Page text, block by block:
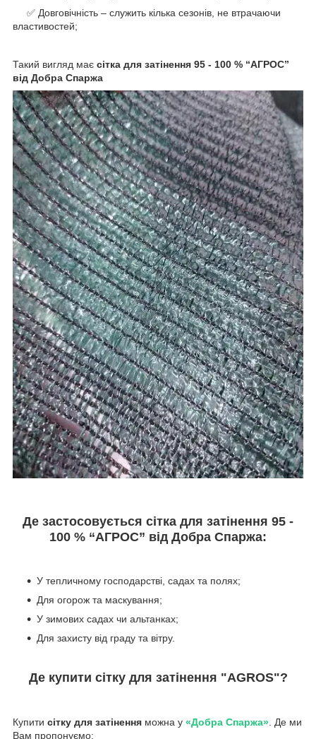
✅ Довговічність – служить кілька сезонів, не втрачаючи
властивостей;
Такий вигляд має сітка для затінення 95 - 100 % “AГРОС”
від Добра Спаржа
Де застосовується сітка для затінення 95 -
100 % “AГРОС” від Добра Спаржа:
У тепличному господарстві, садах та полях;
Для огорож та маскування;
У зимових садах чи альтанках;
Для захисту від граду та вітру.
Де купити сітку для затінення "AGROS"?
Купити сітку для затінення можна у «Добра Спаржа» . Де ми
Вам пропонуємо: